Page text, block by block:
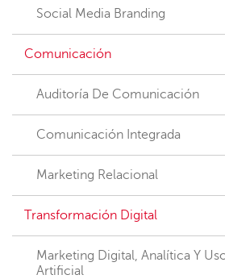
Social Media Branding
Comunicación
Auditoría De Comunicación
Comunicación Integrada
Marketing Relacional
Transformación Digital
Marketing Digital, Analítica Y
Artificial